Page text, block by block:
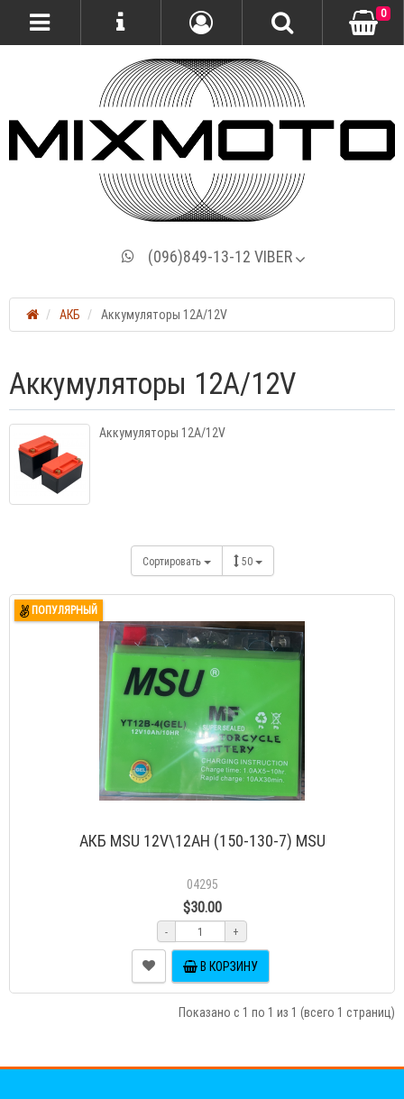
(096)849-13-12 VIBER
0
АКБ Аккумуляторы 12A/12V
Аккумуляторы 12A/12V
Аккумуляторы 12A/12V
Сортировать 50
ПОПУЛЯРНЫЙ
АКБ MSU 12V\12AH (150-130-7) MSU
04295
$30.00
- +
В КОРЗИНУ
Показано с 1 по 1 из 1 (всего 1 страниц)